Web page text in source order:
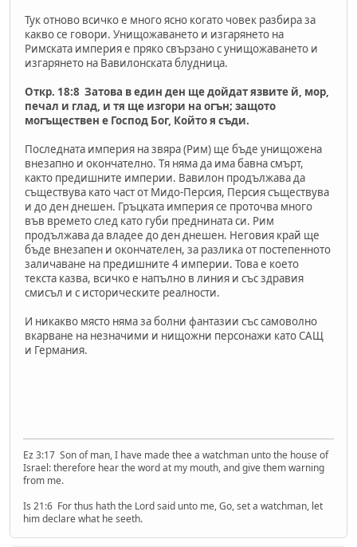
Тук отново всичко е много ясно когато човек разбира за
какво се говори. Унищожаването и изгарянето на
Римската империя е пряко свързано с унищожаването и
изгарянето на Вавилонската блудница.
Откр. 18:8 Затова в един ден ще дойдат язвите й, мор,
печал и глад, и тя ще изгори на огън; защото
могъществен е Господ Бог, Който я съди.
Последната империя на звяра (Рим) ще бъде унищожена
внезапно и окончателно. Тя няма да има бавна смърт,
както предишните империи. Вавилон продължава да
съществува като част от Мидо-Персия, Персия съществува
и до ден днешен. Гръцката империя се проточва много
във времето след като губи преднината си. Рим
продължава да владее до ден днешен. Неговия край ще
бъде внезапен и окончателен, за разлика от постепенното
заличаване на предишните 4 империи. Това е което
текста казва, всичко е напълно в линия и със здравия
смисъл и с историческите реалности.
И никакво място няма за болни фантазии със самоволно
вкарване на незначими и нищожни персонажи като САЩ
и Германия.
Ez 3:17 Son of man, I have made thee a watchman unto the house of
Israel: therefore hear the word at my mouth, and give them warning
from me.
Is 21:6 For thus hath the Lord said unto me, Go, set a watchman, let
him declare what he seeth.